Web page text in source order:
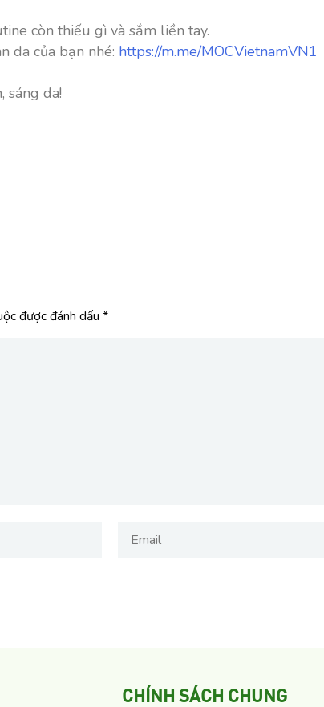
còn thiếu gì và sắm liền tay.
da của bạn nhé: https://m.me/MOCVietnamVN1
sáng da!
được đánh dấu *
CHÍNH SÁCH CHUNG